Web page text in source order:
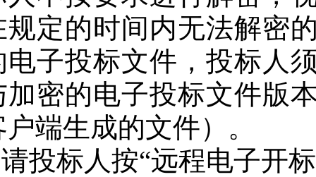
规定的时间内无法解密
电子投标文件，投标人
加密的电子投标文件版
户端生成的文件）。
投标人按“远程电子开